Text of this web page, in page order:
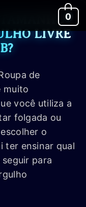
0
LIVRE
de
muito
você utiliza a
folgada ou
o
ter ensinar qual
para